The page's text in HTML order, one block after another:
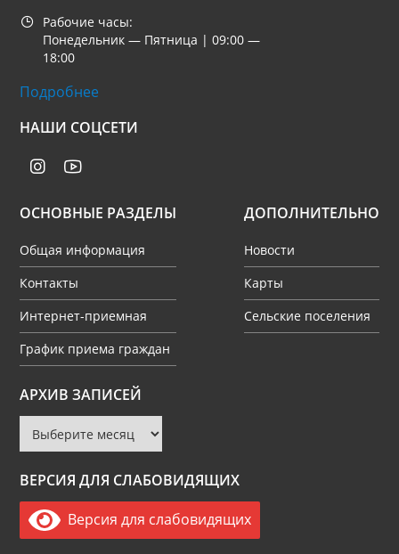
Рабочие часы:
Понедельник — Пятница | 09:00 —
18:00
Подробнее
НАШИ СОЦСЕТИ
ОСНОВНЫЕ РАЗДЕЛЫ
Общая информация
Контакты
Интернет-приемная
График приема граждан
ДОПОЛНИТЕЛЬНО
Новости
Карты
Сельские поселения
АРХИВ ЗАПИСЕЙ
Архив
записей
ВЕРСИЯ ДЛЯ СЛАБОВИДЯЩИХ
Версия для слабовидящих